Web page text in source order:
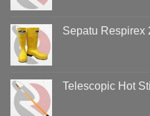
Sepatu Respirex
Telescopic Hot